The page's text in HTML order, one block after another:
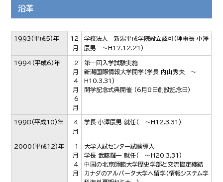
沿革
1993(平成5)年
12
月
学校法人 新潟平成学院設立認可(理事長 小澤
辰男 ～H17.12.21)
1994(平成6)年
2
月
4
月
6
月
第一回入学試験実施
新潟国際情報大学開学(学長 内山秀夫 ～
H10.3.31)
開学記念式典開催 (6月8日創設記念日)
1998(平成10)年
4
月
学長 小澤辰男 就任( ～H12.3.31)
2000(平成12)年
1
月
4
月
大学入試センター試験導入
学長 武藤輝一 就任( ～H20.3.31)
中国の北京師範大学歴史学部と交流協定締結
カナダのアルバータ大学へ留学(情報システム学